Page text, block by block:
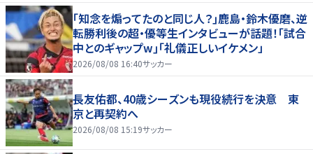
｢知念を煽ってたのと同じ人？｣鹿島・鈴木優磨、逆
転勝利後の超・優等生インタビューが話題！｢試合
中とのギャップw｣｢礼儀正しいイケメン」
2026/08/08 16:40サッカー
長友佑都、40歳シーズンも現役続行を決意 東
京と再契約へ
2026/08/08 15:19サッカー